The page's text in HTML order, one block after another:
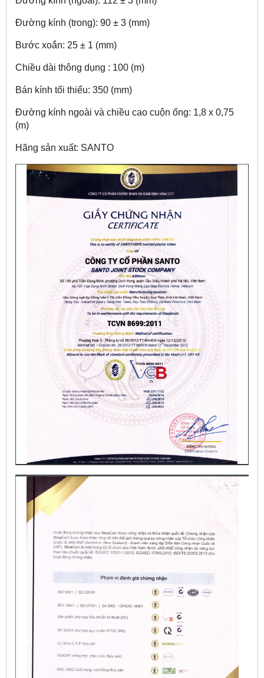
Đường kính (trong): 90 ± 3 (mm)
Bước xoắn: 25 ± 1 (mm)
Chiều dài thông dụng : 100 (m)
Bán kính tối thiểu: 350 (mm)
Đường kính ngoài và chiều cao cuộn ống: 1,8 x 0,75
(m)
Hãng sản xuất: SANTO